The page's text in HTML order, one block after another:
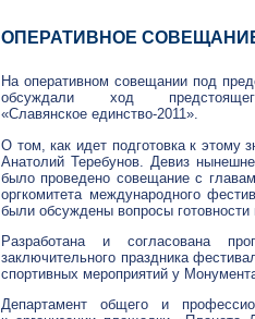
ОПЕРАТИВНОЕ
На оперативном совещании под
обсуждали ход
«Славянское единство-2011».
О том, как идет подготовка к этому
Анатолий Теребунов. Девиз
было проведено совещание с
оргкомитета международного
были обсуждены вопросы
Разработана и согласована
заключительного праздника
спортивных мероприятий у
Департамент общего и